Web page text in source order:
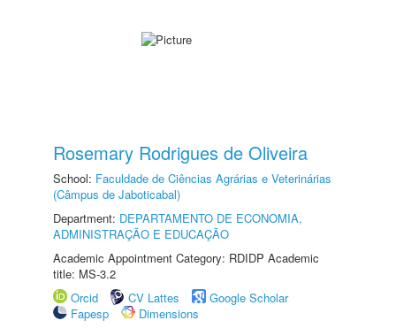
Rosemary Rodrigues de Oliveira
School: Faculdade de Ciências Agrárias e Veterinárias
(Câmpus de Jaboticabal)
Department: DEPARTAMENTO DE ECONOMIA,
ADMINISTRAÇÃO E EDUCAÇÃO
Academic Appointment Category: RDIDP Academic
title: MS-3.2
Orcid
CV Lattes
Google Scholar
Fapesp
Dimensions